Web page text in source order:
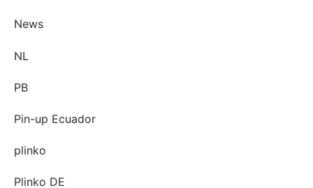
News
NL
PB
Pin-up Ecuador
plinko
Plinko DE